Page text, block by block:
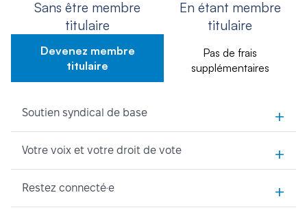
Sans être membre
titulaire
Devenez membre
titulaire
En étant membre
titulaire
Pas de frais
supplémentaires
Soutien syndical de base +
Votre voix et votre droit de vote +
Restez connecté·e +